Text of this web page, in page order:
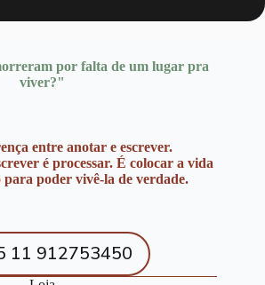
por falta de um lugar pra
viver?"
entre anotar e escrever.
é processar. É colocar a vida
poder vivê-la de verdade.
11 912753450